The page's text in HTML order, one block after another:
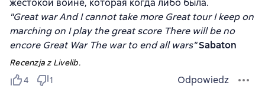
"Great war And I cannot take more Great tour I keep on
marching on I play the great score There will be no
encore Great War The war to end all wars"Sabaton
Recenzja z Livelib.
4
1 Odpowiedz